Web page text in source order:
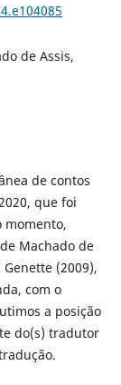
de Assis,
de contos
que foi
momento,
Machado de
(2009),
com o
a posição
do(s) tradutor